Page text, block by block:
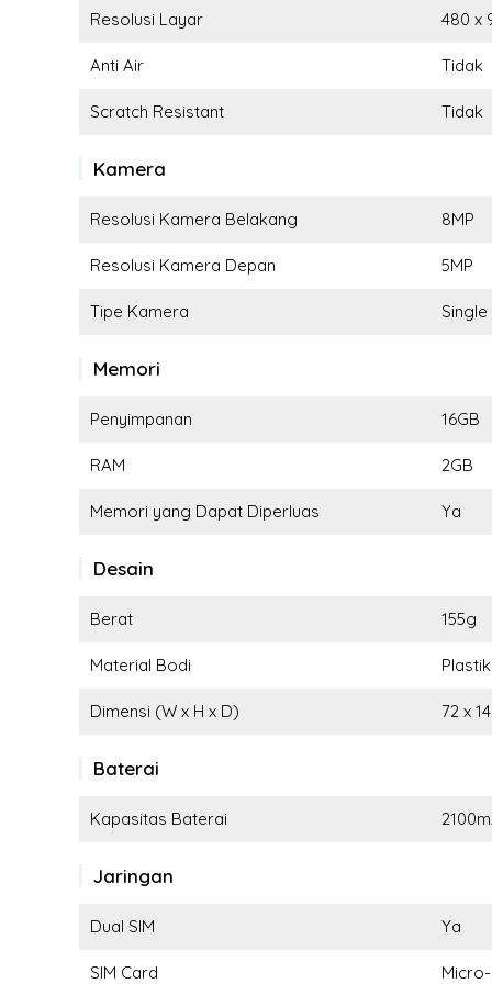
Resolusi Layar 480 x
Anti Air Tidak
Scratch Resistant Tidak
Kamera
Resolusi Kamera Belakang 8MP
Resolusi Kamera Depan 5MP
Tipe Kamera
Memori
Penyimpanan 16GB
RAM 2GB
Memori yang Dapat Diperluas Ya
Desain
Berat 155g
Material Bodi Plastik
Dimensi (W x H x D) 72 x
Baterai
Kapasitas Baterai
Jaringan
Dual SIM Ya
SIM Card Micro-